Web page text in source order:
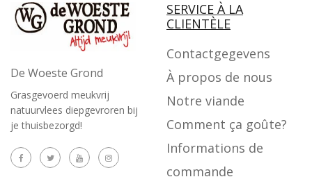
De Woeste Grond
Grasgevoerd meukvrij
natuurvlees diepgevroren bij
je thuisbezorgd!
SERVICE À LA
CLIENTÈLE
Contactgegevens
À propos de nous
Notre viande
Comment ça goûte?
Informations de
commande